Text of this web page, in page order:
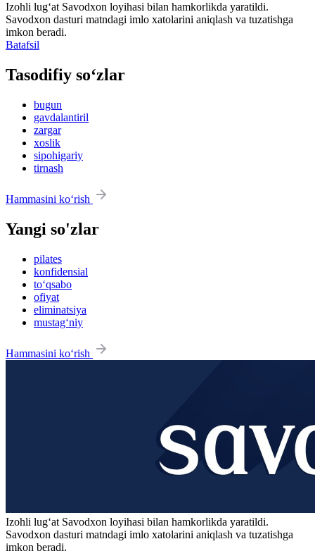
Izohli lugʻat Savodxon loyihasi bilan hamkorlikda yaratildi.
Savodxon dasturi matndagi imlo xatolarini aniqlash va tuzatishga
imkon beradi.
Batafsil
Tasodifiy so‘zlar
bugun
gavdalantiril
zargar
xoslik
sipohigariy
tirnash
Hammasini ko‘rish
Yangi so'zlar
pilates
konfidensial
to‘qsabo
ofiyat
eliminatsiya
mustag‘niy
Hammasini ko‘rish
Izohli lugʻat Savodxon loyihasi bilan hamkorlikda yaratildi.
Savodxon dasturi matndagi imlo xatolarini aniqlash va tuzatishga
imkon beradi.